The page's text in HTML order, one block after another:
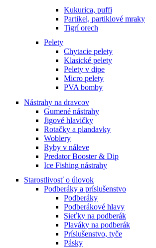
Kukurica, puffi
Partikel, partiklové mraky
Tigrí orech
Pelety
Chytacie pelety
Klasické pelety
Pelety v dipe
Micro pelety
PVA bomby
Nástrahy na dravcov
Gumené nástrahy
Jigové hlavičky
Rotačky a plandavky
Woblery
Ryby v náleve
Predator Booster & Dip
Ice Fishing nástrahy
Starostlivosť o úlovok
Podberáky a príslušenstvo
Podberáky
Podberákové hlavy
Sieťky na podberák
Plaváky na podberák
Príslušenstvo, tyče
Pásky